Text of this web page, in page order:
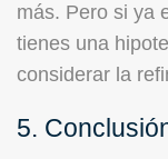
más. Pero si ya
tienes una
considerar la
5.